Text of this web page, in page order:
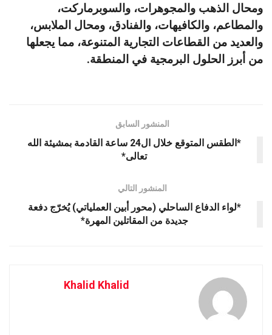
ومحال الذهب والمجوهرات، والسوبرماركت،
والمطاعم، والكافيهات، والفنادق، ومحال الملابس،
والعديد من القطاعات التجارية المتنوعة، مما يجعلها
من أبرز الحلول البرمجية في المنطقة.
المنشور السابق
*الطقس المتوقع خلال ال24 ساعة القادمة بمشيئة الله
تعالى*
المنشور التالي
*لواء الدفاع الساحلي (محور أبين العملياتي) يُخرّج دفعة
جديدة من المقاتلين المهرة*
Khalid Khalid